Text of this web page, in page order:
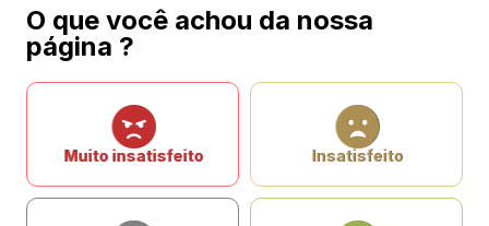
O que você achou da nossa
página ?
Muito insatisfeito Insatisfeito